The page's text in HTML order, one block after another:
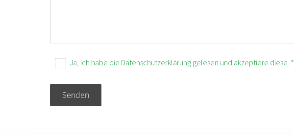
Ja, ich habe die Datenschutzerklärung gelesen und akzeptiere diese. *